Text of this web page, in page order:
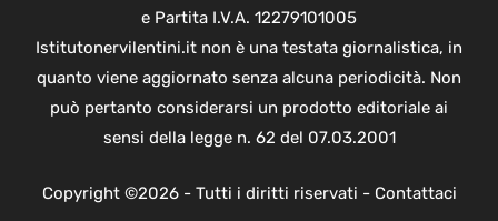
e Partita I.V.A. 12279101005
Istitutonervilentini.it non è una testata giornalistica, in
quanto viene aggiornato senza alcuna periodicità. Non
può pertanto considerarsi un prodotto editoriale ai
sensi della legge n. 62 del 07.03.2001
Copyright ©2026 - Tutti i diritti riservati - Contattaci